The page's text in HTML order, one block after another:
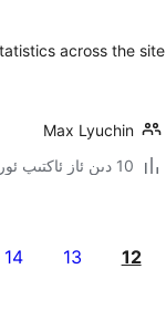
across the site.
Max Lyuchin
10 دىن ئاز ئاكتىپ ئورنىتىش
12
13
14